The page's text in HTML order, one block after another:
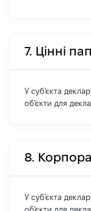
7. Цінні
У суб'єкта
об'єкти для
8.
У суб'єкта
об'єкти для